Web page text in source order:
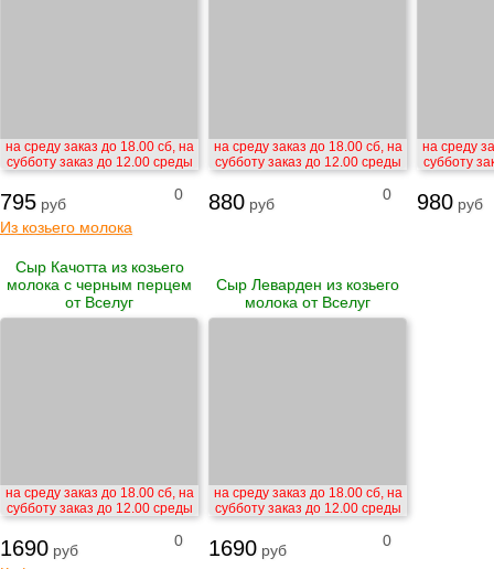
на среду заказ до 18.00 сб, на
субботу заказ до 12.00 среды
795 руб
0
на среду заказ до 18.00 сб, на
субботу заказ до 12.00 среды
880 руб
0
на среду
субботу
980 руб
Из козьего молока
Сыр Качотта из козьего
молока с черным перцем
от Вселуг
на среду заказ до 18.00 сб, на
субботу заказ до 12.00 среды
1690 руб
0
Сыр Леварден из козьего
молока от Вселуг
на среду заказ до 18.00 сб, на
субботу заказ до 12.00 среды
1690 руб
0